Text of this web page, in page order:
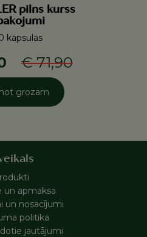
pilns kurss
kapsulas
€ 71,90
grozam
un apmaksa
un nosacījumi
politika
jautājumi